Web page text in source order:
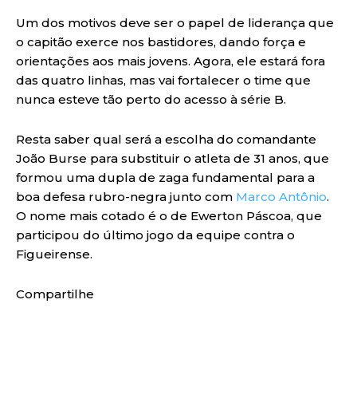
Um dos motivos deve ser o papel de liderança que
o capitão exerce nos bastidores, dando força e
orientações aos mais jovens. Agora, ele estará fora
das quatro linhas, mas vai fortalecer o time que
nunca esteve tão perto do acesso à série B.
Resta saber qual será a escolha do comandante
João Burse para substituir o atleta de 31 anos, que
formou uma dupla de zaga fundamental para a
boa defesa rubro-negra junto com Marco Antônio.
O nome mais cotado é o de Ewerton Páscoa, que
participou do último jogo da equipe contra o
Figueirense.
Compartilhe